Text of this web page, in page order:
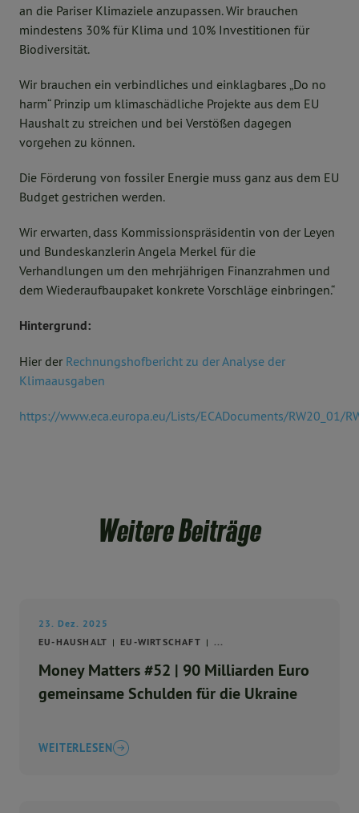
an die Pariser Klimaziele anzupassen. Wir brauchen
mindestens 30% für Klima und 10% Investitionen für
Biodiversität.
Wir brauchen ein verbindliches und einklagbares „Do no
harm“ Prinzip um klimaschädliche Projekte aus dem EU
Haushalt zu streichen und bei Verstößen dagegen
vorgehen zu können.
Die Förderung von fossiler Energie muss ganz aus dem EU
Budget gestrichen werden.
Wir erwarten, dass Kommissionspräsidentin von der Leyen
und Bundeskanzlerin Angela Merkel für die
Verhandlungen um den mehrjährigen Finanzrahmen und
dem Wiederaufbaupaket konkrete Vorschläge einbringen.“
Hintergrund:
Hier der Rechnungshofbericht zu der Analyse der
Klimaausgaben
https://www.eca.europa.eu/Lists/ECADocuments/RW20_01/
Weitere Beiträge
23. Dez. 2025
EU-HAUSHALT
EU-WIRTSCHAFT ...
Money Matters #52 | 90 Milliarden Euro
gemeinsame Schulden für die Ukraine
WEITERLESEN